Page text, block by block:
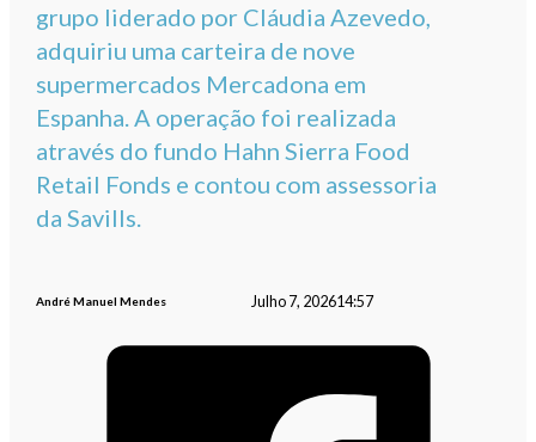
grupo liderado por Cláudia Azevedo,
adquiriu uma carteira de nove
supermercados Mercadona em
Espanha. A operação foi realizada
através do fundo Hahn Sierra Food
Retail Fonds e contou com assessoria
da Savills.
André Manuel Mendes Julho 7, 202614:57